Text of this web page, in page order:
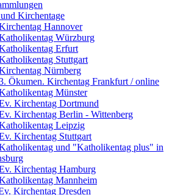
Kirchentage
Hannover
Würzburg
Erfurt
Stuttgart
Nürnberg
Ökumen. Kirchentag Frankfurt / online
Münster
Kirchentag Dortmund
Kirchentag Berlin - Wittenberg
Leipzig
Kirchentag Stuttgart
und "Katholikentag plus" in
Kirchentag Hamburg
Mannheim
Kirchentag Dresden